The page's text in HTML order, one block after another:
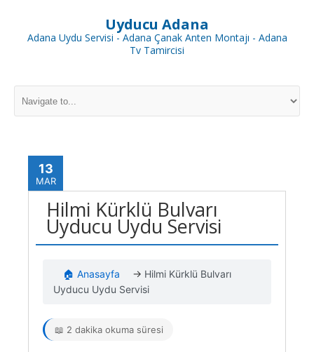
Uyducu Adana
Adana Uydu Servisi - Adana Çanak Anten Montajı - Adana
Tv Tamircisi
13
MAR
Hilmi Kürklü Bulvarı
Uyducu Uydu Servisi
🏠 Anasayfa → Hilmi Kürklü Bulvarı
Uyducu Uydu Servisi
📖 2 dakika okuma süresi